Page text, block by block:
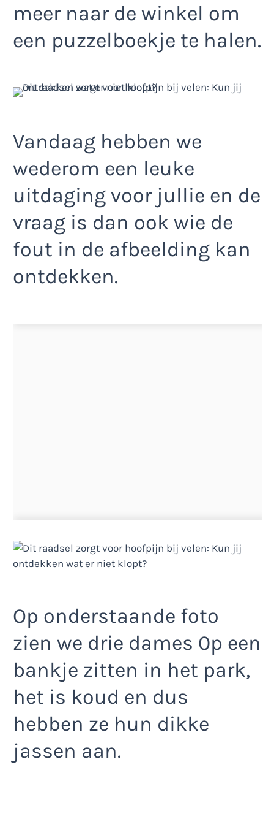
meer naar de winkel om
een puzzelboekje te halen.
Vandaag hebben we
wederom een leuke
uitdaging voor jullie en de
vraag is dan ook wie de
fout in de afbeelding kan
ontdekken.
Op onderstaande foto
zien we drie dames 0p een
bankje zitten in het park,
het is koud en dus
hebben ze hun dikke
jassen aan.